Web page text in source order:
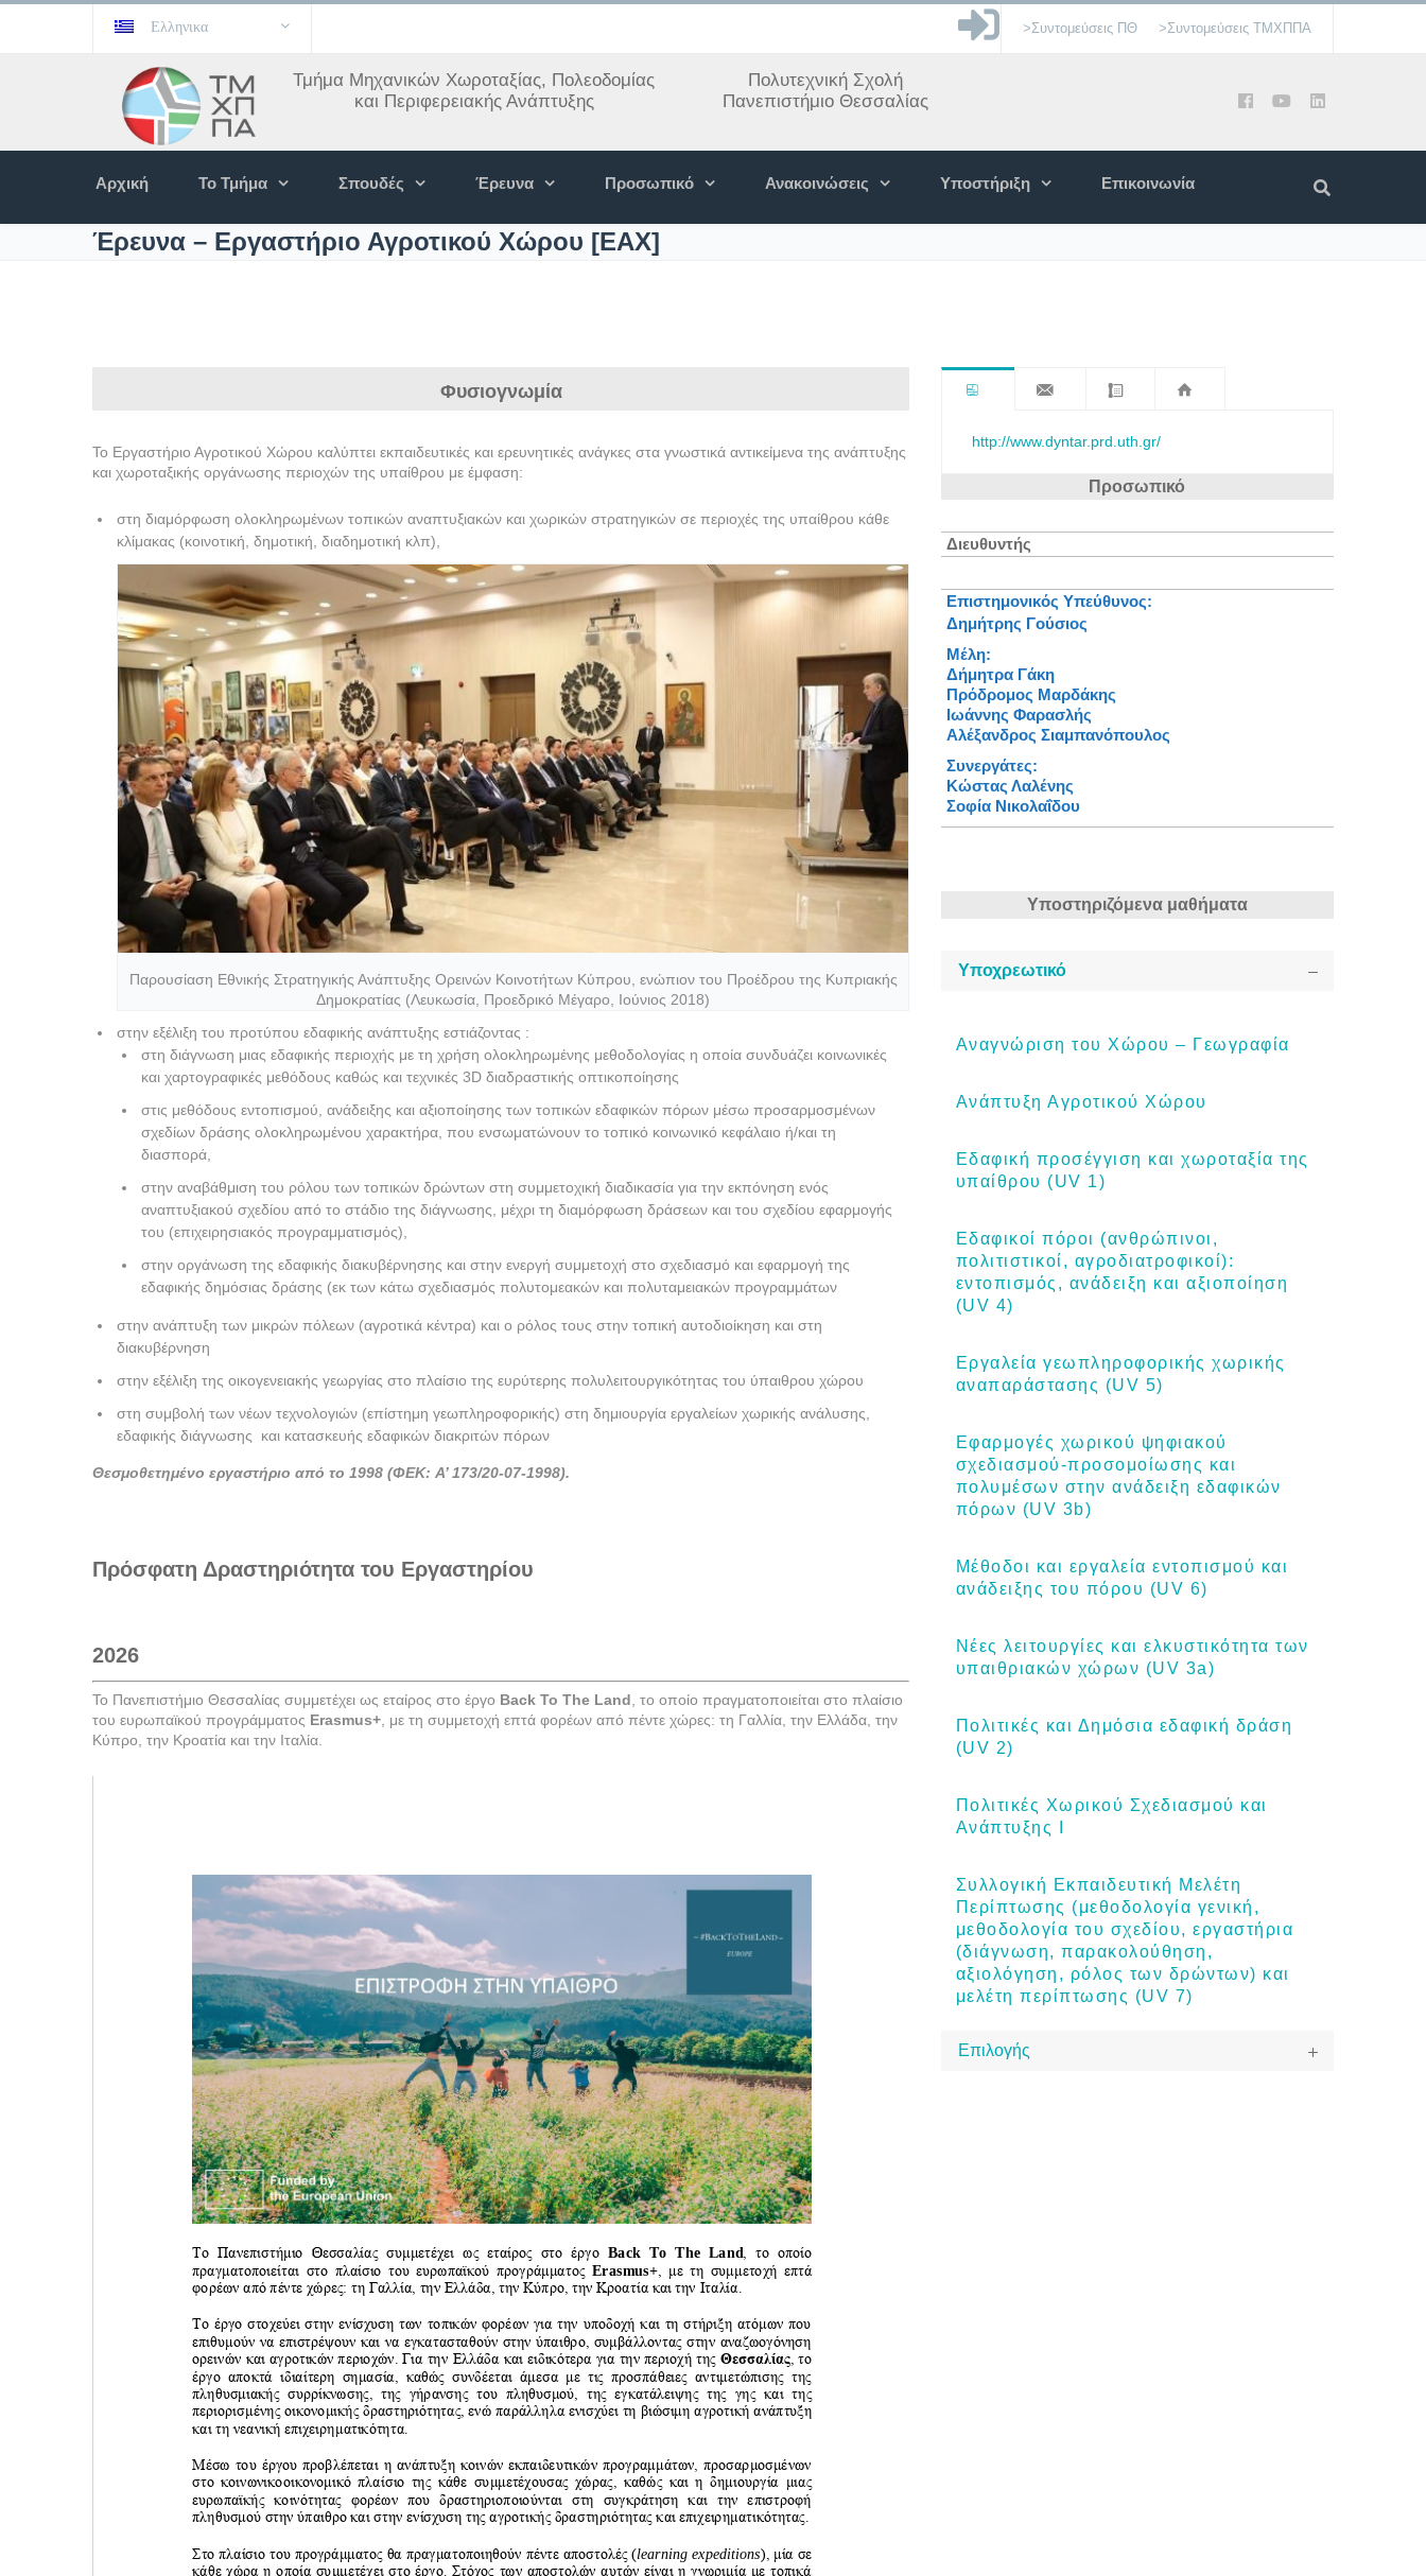
Ελληνικα >Συντομεύσεις ΠΘ >Συντομεύσεις ΤΜΧΠΠΑ
Τμήμα Μηχανικών Χωροταξίας, Πολεοδομίας
και Περιφερειακής Ανάπτυξης
Πολυτεχνική Σχολή
Πανεπιστήμιο Θεσσαλίας
Αρχική Το Τμήμα Σπουδές Έρευνα Προσωπικό Ανακοινώσεις Υποστήριξη Επικοινωνία
Έρευνα – Εργαστήριο Αγροτικού Χώρου [ΕΑΧ]
Φυσιογνωμία
Το Εργαστήριο Αγροτικού Χώρου καλύπτει εκπαιδευτικές και ερευνητικές ανάγκες στα γνωστικά αντικείμενα της ανάπτυξης
και χωροταξικής οργάνωσης περιοχών της υπαίθρου με έμφαση:
στη διαμόρφωση ολοκληρωμένων τοπικών αναπτυξιακών και χωρικών στρατηγικών σε περιοχές της υπαίθρου κάθε
κλίμακας (κοινοτική, δημοτική, διαδημοτική κλπ),
Παρουσίαση Εθνικής Στρατηγικής Ανάπτυξης Ορεινών Κοινοτήτων Κύπρου, ενώπιον του Προέδρου της Κυπριακής
Δημοκρατίας (Λευκωσία, Προεδρικό Μέγαρο, Ιούνιος 2018)
στην εξέλιξη του προτύπου εδαφικής ανάπτυξης εστιάζοντας :
στη διάγνωση μιας εδαφικής περιοχής με τη χρήση ολοκληρωμένης μεθοδολογίας η οποία συνδυάζει κοινωνικές
και χαρτογραφικές μεθόδους καθώς και τεχνικές 3D διαδραστικής οπτικοποίησης
στις μεθόδους εντοπισμού, ανάδειξης και αξιοποίησης των τοπικών εδαφικών πόρων μέσω προσαρμοσμένων
σχεδίων δράσης ολοκληρωμένου χαρακτήρα, που ενσωματώνουν το τοπικό κοινωνικό κεφάλαιο ή/και τη
διασπορά,
στην αναβάθμιση του ρόλου των τοπικών δρώντων στη συμμετοχική διαδικασία για την εκπόνηση ενός
αναπτυξιακού σχεδίου από το στάδιο της διάγνωσης, μέχρι τη διαμόρφωση δράσεων και του σχεδίου εφαρμογής
του (επιχειρησιακός προγραμματισμός),
στην οργάνωση της εδαφικής διακυβέρνησης και στην ενεργή συμμετοχή στο σχεδιασμό και εφαρμογή της
εδαφικής δημόσιας δράσης (εκ των κάτω σχεδιασμός πολυτομεακών και πολυταμειακών προγραμμάτων
στην ανάπτυξη των μικρών πόλεων (αγροτικά κέντρα) και ο ρόλος τους στην τοπική αυτοδιοίκηση και στη
διακυβέρνηση
στην εξέλιξη της οικογενειακής γεωργίας στο πλαίσιο της ευρύτερης πολυλειτουργικότητας του ύπαιθρου χώρου
στη συμβολή των νέων τεχνολογιών (επίστημη γεωπληροφορικής) στη δημιουργία εργαλείων χωρικής ανάλυσης,
εδαφικής διάγνωσης και κατασκευής εδαφικών διακριτών πόρων
Θεσμοθετημένο εργαστήριο από το 1998 (ΦΕΚ: A’ 173/20-07-1998).
Πρόσφατη Δραστηριότητα του Εργαστηρίου
2026
Το Πανεπιστήμιο Θεσσαλίας συμμετέχει ως εταίρος στο έργο Back To The Land , το οποίο πραγματοποιείται στο πλαίσιο
του ευρωπαϊκού προγράμματος Erasmus+ , με τη συμμετοχή επτά φορέων από πέντε χώρες: τη Γαλλία, την Ελλάδα, την
Κύπρο, την Κροατία και την Ιταλία.
http://www.dyntar.prd.uth.gr/
Προσωπικό
Διευθυντής
Επιστημονικός Υπεύθυνος:
Δημήτρης Γούσιος
Μέλη:
Δήμητρα Γάκη
Πρόδρομος Μαρδάκης
Ιωάννης Φαρασλής
Αλέξανδρος Σιαμπανόπουλος
Συνεργάτες:
Κώστας Λαλένης
Σοφία Νικολαΐδου
Υποστηριζόμενα μαθήματα
Υποχρεωτικό
Αναγνώριση του Χώρου – Γεωγραφία
Ανάπτυξη Αγροτικού Χώρου
Εδαφική προσέγγιση και χωροταξία της
υπαίθρου (UV 1)
Εδαφικοί πόροι (ανθρώπινοι,
πολιτιστικοί, αγροδιατροφικοί):
εντοπισμός, ανάδειξη και αξιοποίηση
(UV 4)
Εργαλεία γεωπληροφορικής χωρικής
αναπαράστασης (UV 5)
Εφαρμογές χωρικού ψηφιακού
σχεδιασμού-προσομοίωσης και
πολυμέσων στην ανάδειξη εδαφικών
πόρων (UV 3b)
Μέθοδοι και εργαλεία εντοπισμού και
ανάδειξης του πόρου (UV 6)
Νέες λειτουργίες και ελκυστικότητα των
υπαιθριακών χώρων (UV 3a)
Πολιτικές και Δημόσια εδαφική δράση
(UV 2)
Πολιτικές Χωρικού Σχεδιασμού και
Ανάπτυξης Ι
Συλλογική Εκπαιδευτική Μελέτη
Περίπτωσης (μεθοδολογία γενική,
μεθοδολογία του σχεδίου, εργαστήρια
(διάγνωση, παρακολούθηση,
αξιολόγηση, ρόλος των δρώντων) και
μελέτη περίπτωσης (UV 7)
Επιλογής